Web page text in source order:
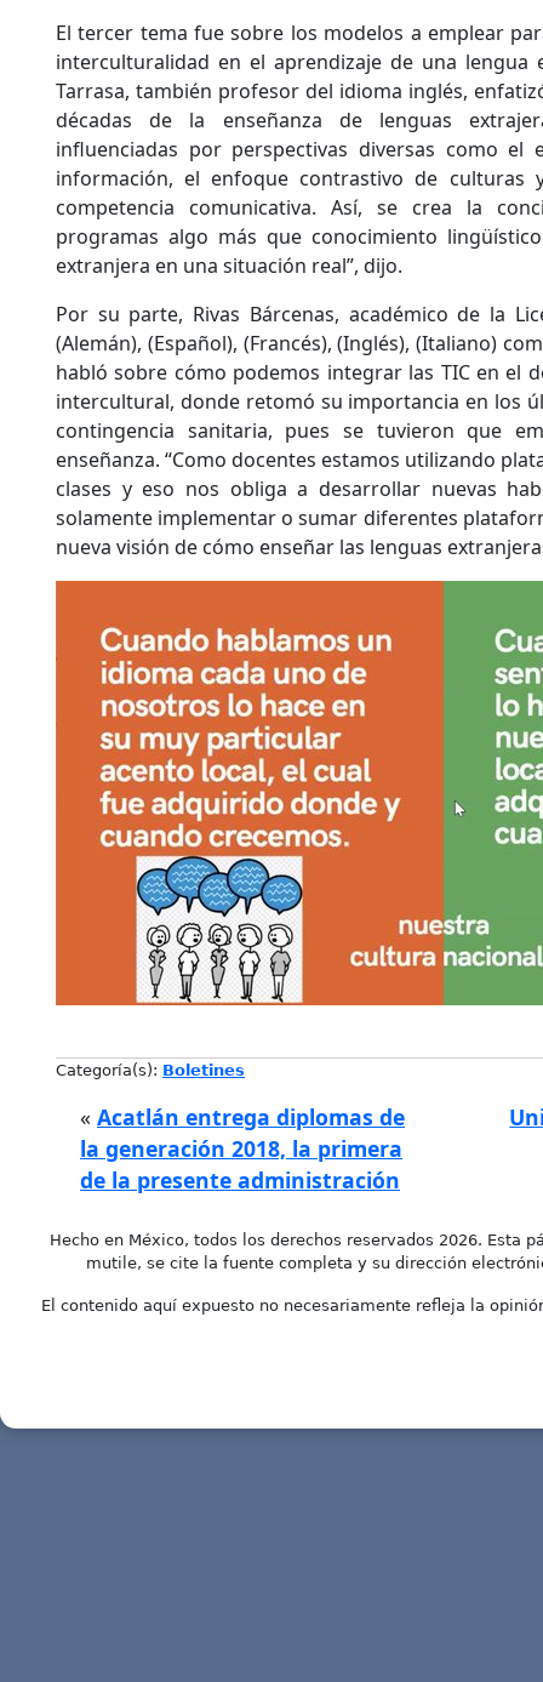
El tercer tema fue sobre los modelos a emplear
interculturalidad en el aprendizaje de una lengua
Tarrasa, también profesor del idioma inglés,
décadas de la enseñanza de lenguas
influenciadas por perspectivas diversas como el
información, el enfoque contrastivo de culturas
competencia comunicativa. Así, se crea la
programas algo más que conocimiento
extranjera en una situación real”, dijo.
Por su parte, Rivas Bárcenas, académico de la
(Alemán), (Español), (Francés), (Inglés), (Italiano)
habló sobre cómo podemos integrar las TIC en el
intercultural, donde retomó su importancia en los
contingencia sanitaria, pues se tuvieron que
enseñanza. “Como docentes estamos utilizando
clases y eso nos obliga a desarrollar nuevas
solamente implementar o sumar diferentes
nueva visión de cómo enseñar las lenguas
Categoría(s): Boletines
« Acatlán entrega diplomas de
la generación 2018, la primera
de la presente administración
Hecho en México, todos los derechos reservados 2026. Esta
mutile, se cite la fuente completa y su dirección
El contenido aquí expuesto no necesariamente refleja la